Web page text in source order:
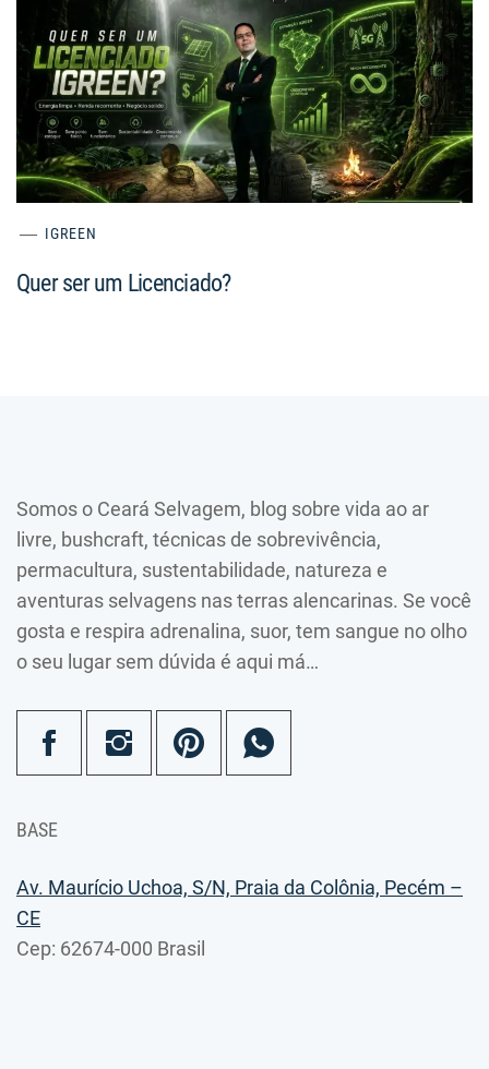
IGREEN
Quer ser um Licenciado?
Somos o Ceará Selvagem, blog sobre vida ao ar
livre, bushcraft, técnicas de sobrevivência,
permacultura, sustentabilidade, natureza e
aventuras selvagens nas terras alencarinas. Se você
gosta e respira adrenalina, suor, tem sangue no olho
o seu lugar sem dúvida é aqui má…
BASE
Av. Maurício Uchoa, S/N, Praia da Colônia, Pecém –
CE
Cep: 62674-000 Brasil